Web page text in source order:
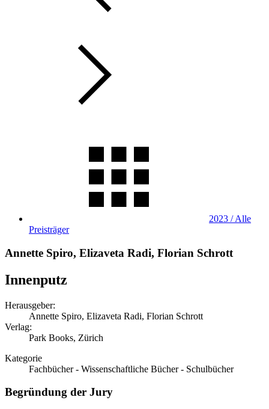
2023 / Alle
Preisträger
Annette Spiro, Elizaveta Radi, Florian Schrott
Innenputz
Herausgeber:
Annette Spiro, Elizaveta Radi, Florian Schrott
Verlag:
Park Books, Zürich
Kategorie
Fachbücher - Wissenschaftliche Bücher - Schulbücher
Begründung der Jury